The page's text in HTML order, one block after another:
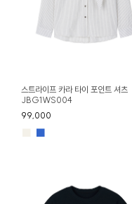
스트라이프 카라 타이 포인트 셔츠
JBG1WS004
99,000
■